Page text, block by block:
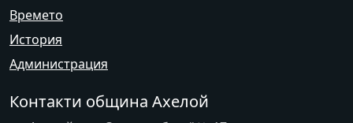
Времето
История
Администрация
Контакти община Ахелой